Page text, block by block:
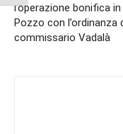
l’operazione bonifica in
Pozzo con l’ordinanza
commissario Vadalà